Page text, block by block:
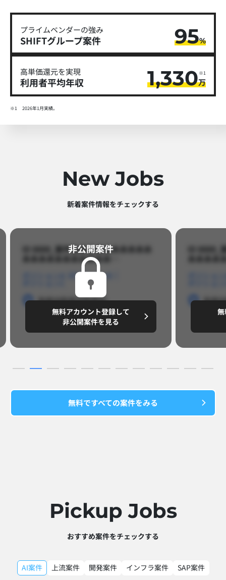
プライムベンダーの強み
SHIFTグループ​案件 95%
高単価還元を実現
利用者平均年収 1,330万
※1
※1 2026年1月実績。
New Jobs
新着案件情報をチェックする​
ID 8888_案件名あああああああああ
あああああああああああ…​
ポジションB
勤務地勤務地勤務地
～8,888,8888円/月
非公開案件​
無料アカウント登録して
非公開案件を見る
ID
勤務地
無料ですべての案件をみる
Pickup Jobs​
おすすめ案件をチェックする
AI案件 上流案件 開発案件 インフラ案件 SAP案件